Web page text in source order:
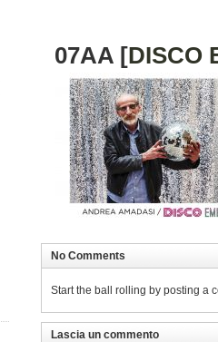
07AA [DISCO
No Comments
Start the ball rolling by posting a
Lascia un commento